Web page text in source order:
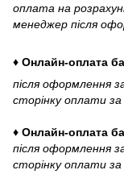
оплата на
менеджер після
♦ Онлайн-оплата
після оформлення
сторінку оплати за
♦ Онлайн-оплата
після оформлення
сторінку оплати за